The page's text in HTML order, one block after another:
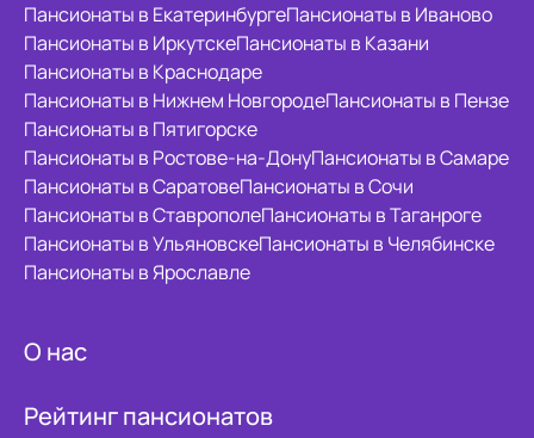
Пансионаты в ЕкатеринбургеПансионаты в Иваново
Пансионаты в ИркутскеПансионаты в Казани
Пансионаты в Краснодаре
Пансионаты в Нижнем НовгородеПансионаты в Пензе
Пансионаты в Пятигорске
Пансионаты в Ростове-на-ДонуПансионаты в Самаре
Пансионаты в СаратовеПансионаты в Сочи
Пансионаты в СтаврополеПансионаты в Таганроге
Пансионаты в УльяновскеПансионаты в Челябинске
Пансионаты в Ярославле
О нас
Рейтинг пансионатов